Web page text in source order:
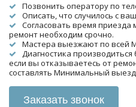
Позвонить оператору по
Описать, что случилось с
Согласовать время приезда
ремонт необходим срочно.
Мастера выезжают по всей
Диагностика
если вы отказываетесь от
составлять Минимальный
Заказать звонок